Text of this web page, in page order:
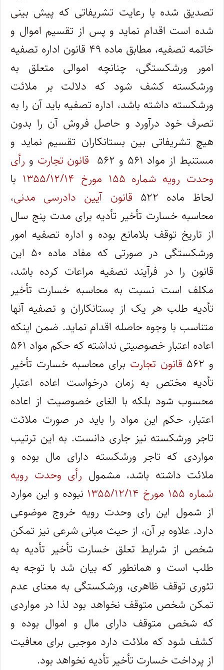
تصدیق شده با رعایت تشریفاتی که پیش بینی
شده است اقدام نماید و پس از تقسیم اموال و
خاتمه تصفیه، مطابق ماده ۴۹ قانون اداره تصفیه
امور ورشکستگی، چنانچه اموالی متعلق به
ورشکسته کشف شود که دلالت بر ملائت
ورشکسته داشته باشد، اداره تصفیه باید آن را به
تصرف خود درآورد و حاصل فروش آن را بدون
هیچ تشریفاتی بین بستانکاران تقسیم نماید و
مستنبط از مواد ۵۶۱ و ۵۶۲
قانون تجارت و رأی
وحدت رویه شماره ۱۵۵ مورخ ۱۳۵۵/۱۲/۱۴
با
لحاظ ماده ۵۲۲
قانون آیین دادرسی مدنی،
محاسبه خسارت تأخیر تأدیه برای مدت پنج سال
از تاریخ توقف بلامانع بوده و اداره تصفیه امور
ورشکستگی در صورتی که مفاد ماده ۵۰ این
قانون را در فرآیند تصفیه مراعات کرده باشد،
مکلف است نسبت به محاسبه خسارت تأخیر
تأدیه طلب هر یک از بستانکاران و تصفیه آنها
متناسب با وجوه حاصله اقدام نماید. ضمن اینکه
اعاده اعتبار خصوصیتی نداشته که حکم مواد ۵۶۱
و ۵۶۲
قانون تجارت برای محاسبه خسارت تأخیر
تأدیه مختص به زمان درخواست اعاده اعتبار
محسوب شود بلکه با الغای خصوصیت از اعاده
اعتبار، حکم این مواد را باید در صورت ملائت
تاجر ورشکسته نیز جاری دانست. به این ترتیب
مواردی که تاجر ورشکسته دارای مال بوده و
ملائت داشته باشد، مشمول رأی وحدت رویه
شماره ۱۵۵ مورخ ۱۳۵۵/۱۲/۱۴
نبوده و این موارد
از شمول این رای وحدت رویه خروج موضوعی
دارد. علاوه بر آن، از حیث مبانی شرعی نیز تمکن
شخص از شرایط تعلق خسارت تأخیر تأدیه به
طلب است و همانطور که بیان شد با توجه به
تئوری توقف ظاهری، ورشکستگی به معنای عدم
تمکن شخص متوقف نخواهد بود لذا در مواردی
که شخص متوقف دارای مال و اموال بوده و
کشف شود که ملائت دارد موجبی برای معافیت
از پرداخت خسارت تأخیر تأدیه نخواهد بود.